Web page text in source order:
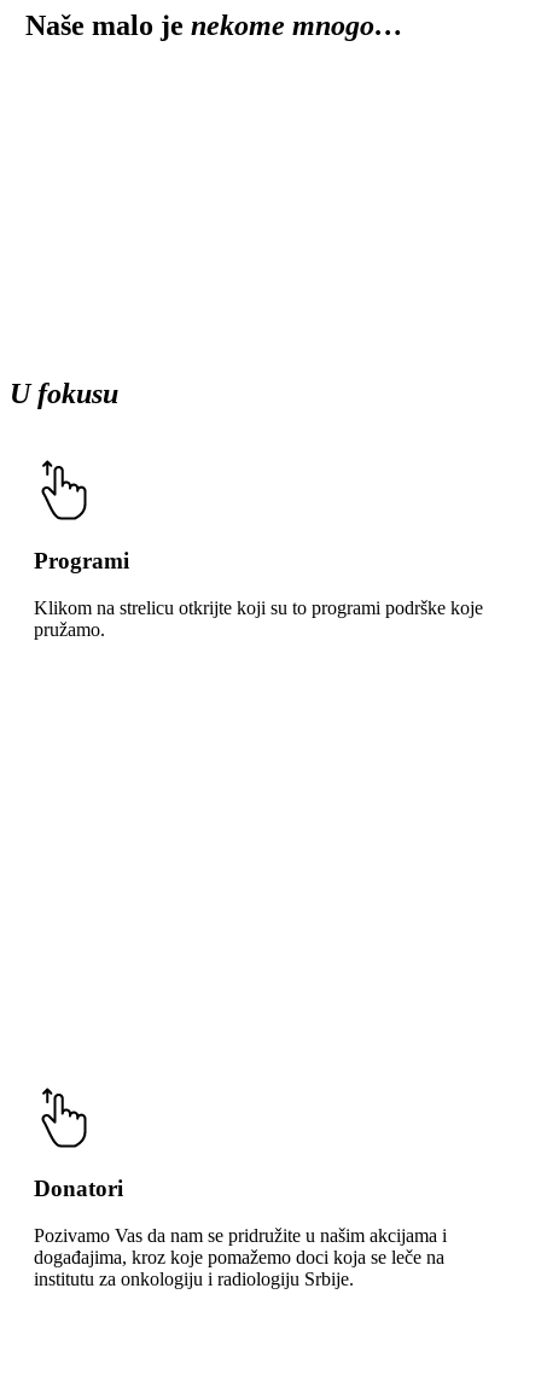
Naše malo jenekome mnogo…
U fokusu
Programi
Klikom na strelicu otkrijte koji su to programi podrške koje
pružamo.
Donatori
Pozivamo Vas da nam se pridružite u našim akcijama i
događajima, kroz koje pomažemo doci koja se leče na
institutu za onkologiju i radiologiju Srbije.